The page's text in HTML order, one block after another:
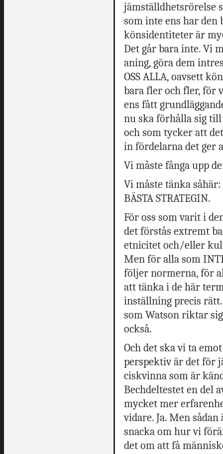
jämställdhetsrörelse
som inte ens har den
könsidentiteter är
Det går bara inte. Vi
aning, göra dem
OSS ALLA, oavsett
bara fler och fler, för
ens fått
nu ska förhålla sig till
och som tycker att
in fördelarna det ger
Vi måste fånga upp
Vi måste tänka såhär:
BÄSTA STRATEGIN.
För oss som varit i
det förstås extremt
etnicitet och/eller
Men för alla som
följer normerna, för
att tänka i de här
inställning precis
som Watson riktar
också.
Och det ska vi ta
perspektiv är det för
ciskvinna som är
Bechdeltestet en del
mycket mer
vidare. Ja. Men
snacka om hur vi
det om att få